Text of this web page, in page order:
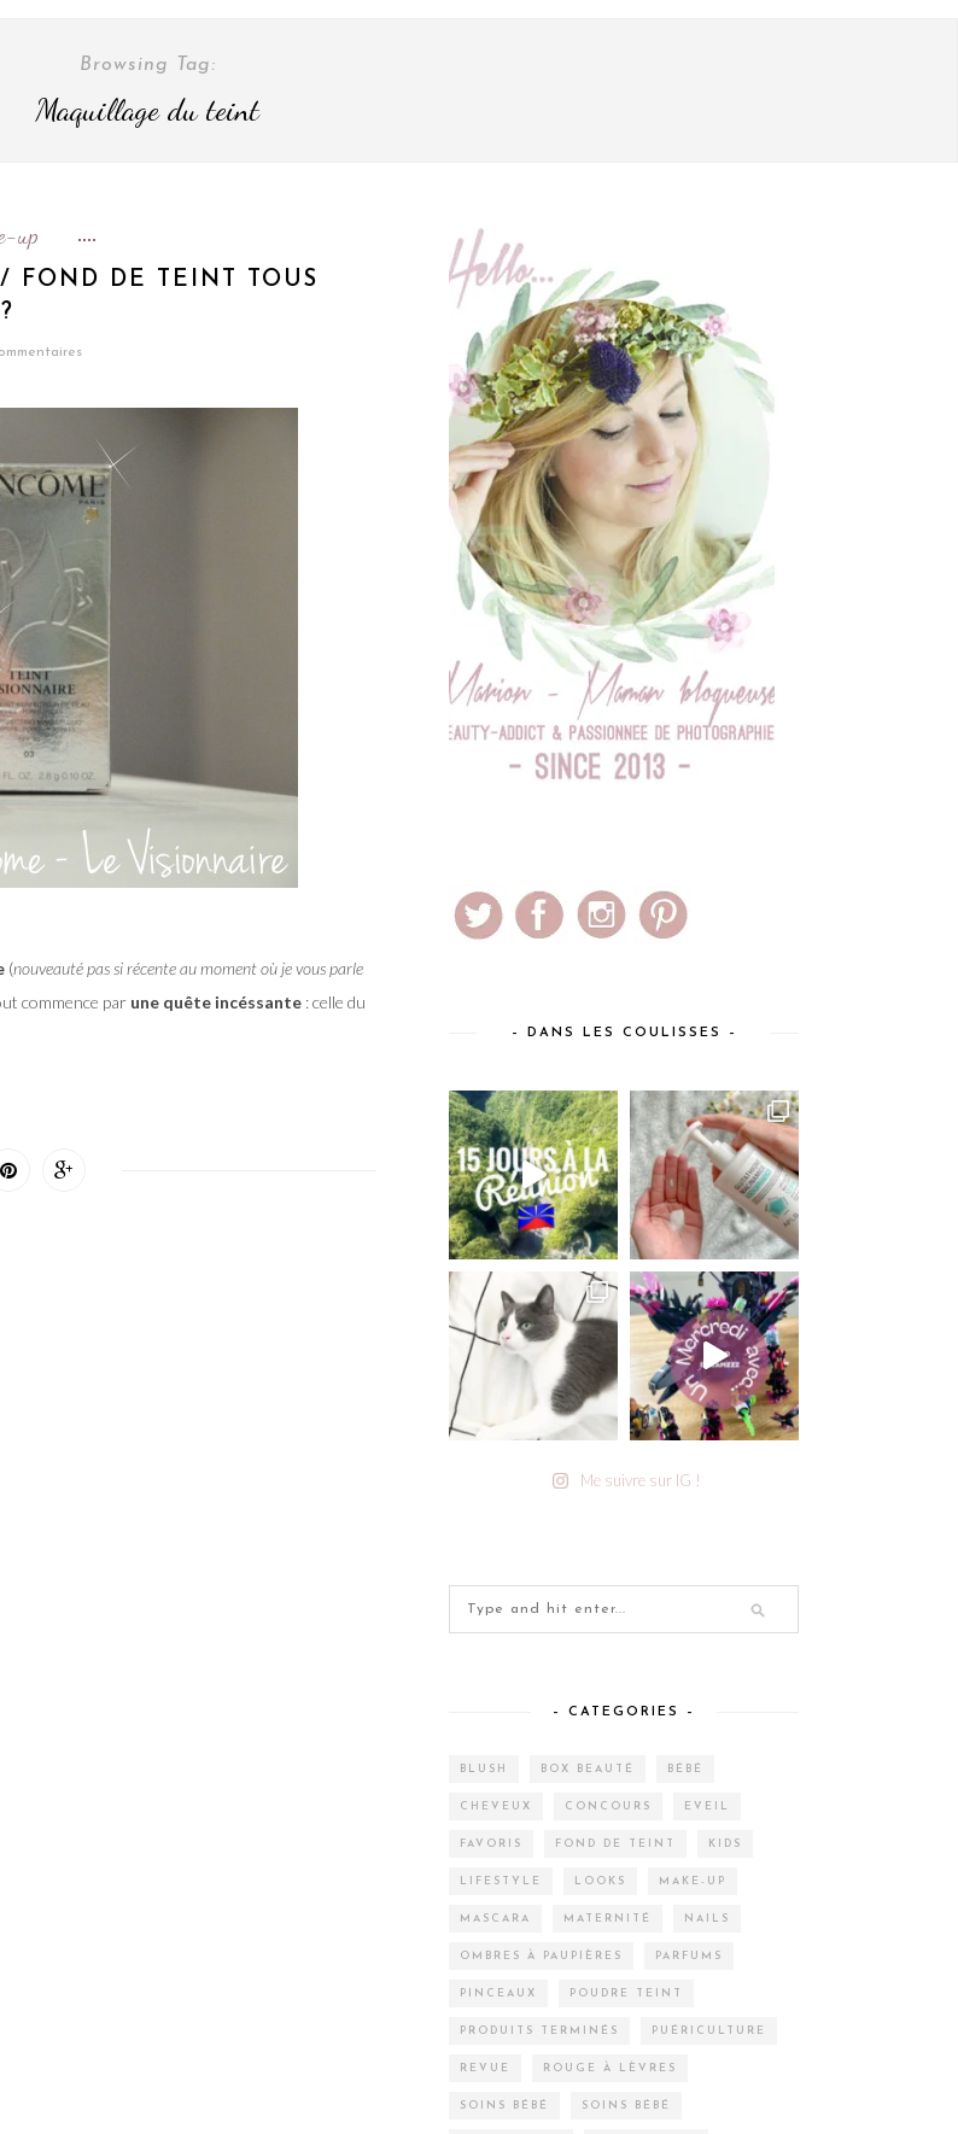
Browsing Tag:
Maquillage du teint
up
FOND DE TEINT TOUS
(nouveauté pas si récente au moment où je vous parle
commence par une quête incéssante : celle du
– DANS LES COULISSES –
Me suivre sur IG !
– CATEGORIES –
BLUSH BOX BEAUTÉ BÉBÉ
CHEVEUX CONCOURS EVEIL
FAVORIS FOND DE TEINT KIDS
LIFESTYLE LOOKS MAKE-UP
MASCARA MATERNITÉ NAILS
OMBRES À PAUPIÈRES PARFUMS
PINCEAUX POUDRE TEINT
PRODUITS TERMINÉS PUÉRICULTURE
REVUE ROUGE À LÈVRES
SOINS BÉBÉ SOINS BÉBÉ